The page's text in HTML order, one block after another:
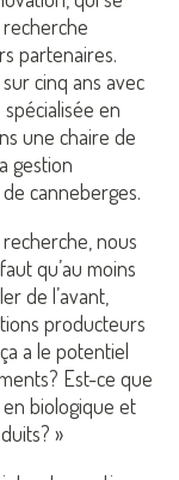
partenaires.
cinq ans avec
en
une chaire de
gestion
canneberges.
nous
qu’au moins
de l’avant,
producteurs
a le potentiel
Est-ce que
biologique et
»